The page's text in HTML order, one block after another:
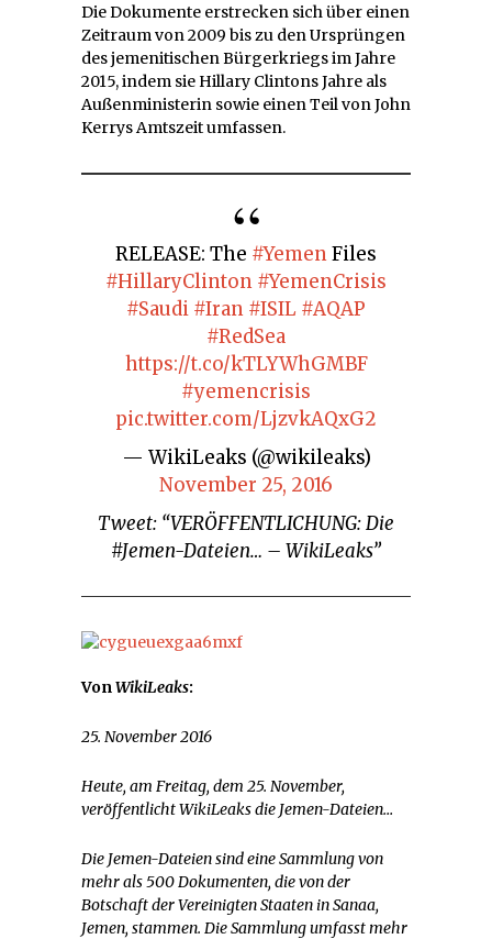
Die Dokumente erstrecken sich über einen
Zeitraum von 2009 bis zu den Ursprüngen
des jemenitischen Bürgerkriegs im Jahre
2015, indem sie Hillary Clintons Jahre als
Außenministerin sowie einen Teil von John
Kerrys Amtszeit umfassen.
RELEASE: The #YemenFiles
#HillaryClinton #YemenCrisis
#Saudi #Iran #ISIL #AQAP
#RedSea
https://t.co/kTLYWhGMBF
#yemencrisis
pic.twitter.com/LjzvkAQxG2
— WikiLeaks (@wikileaks)
November 25, 2016
Tweet: “VERÖFFENTLICHUNG: Die
#Jemen-Dateien… – WikiLeaks”
VonWikiLeaks:
25. November 2016
Heute, am Freitag, dem 25. November,
veröffentlicht WikiLeaks die Jemen-Dateien…
Die Jemen-Dateien sind eine Sammlung von
mehr als 500 Dokumenten, die von der
Botschaft der Vereinigten Staaten in Sanaa,
Jemen, stammen. Die Sammlung umfasst mehr